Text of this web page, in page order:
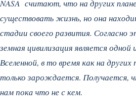
NASA считают, что на других
существовать жизнь, но она
стадии своего развития. Согласно
земная цивилизация является
Вселенной, в то время как на других
только зарождается. Получается,
нам пока что не с кем.